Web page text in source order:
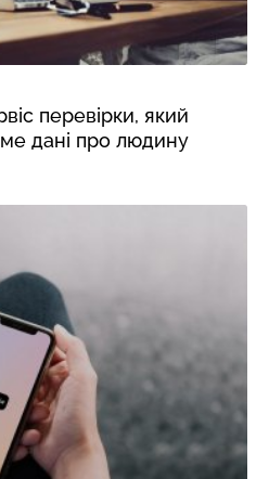
перевірки, який
дані про людину